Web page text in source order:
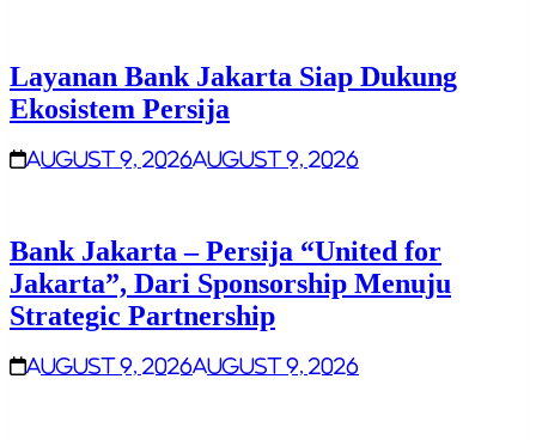
Layanan Bank Jakarta Siap Dukung
Ekosistem Persija
August 9, 2026August 9, 2026
Bank Jakarta – Persija “United for
Jakarta”, Dari Sponsorship Menuju
Strategic Partnership
August 9, 2026August 9, 2026